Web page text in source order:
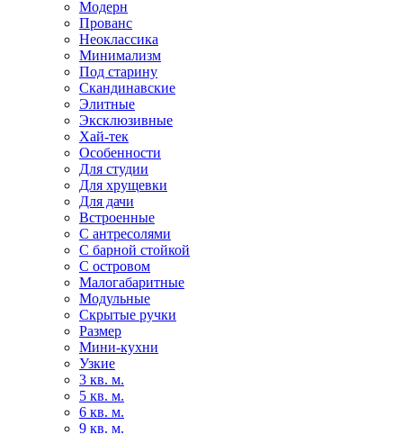
Модерн
Прованс
Неоклассика
Минимализм
Под старину
Скандинавские
Элитные
Эксклюзивные
Хай-тек
Особенности
Для студии
Для хрущевки
Для дачи
Встроенные
С антресолями
С барной стойкой
С островом
Малогабаритные
Модульные
Скрытые ручки
Размер
Мини-кухни
Узкие
3 кв. м.
5 кв. м.
6 кв. м.
9 кв. м.